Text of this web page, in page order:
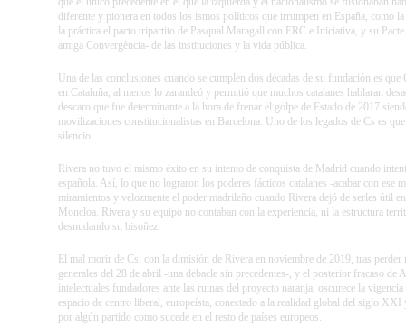
diferente y pionera en todos los ismos políticos que irrumpen en España, como
la práctica el pacto tripartito de Pasqual Maragall con ERC e Iniciativa, y su
amiga Convergència- de las instituciones y la vida pública.
Una de las conclusiones cuando se cumplen dos décadas de su fundación es
en Cataluña, al menos lo zarandeó y permitió que muchos catalanes hablaran
descaro que fue determinante a la hora de frenar el golpe de Estado de 2017
movilizaciones constitucionalistas en Barcelona. Uno de los legados de Cs es
silencio.
Rivera no tuvo el mismo éxito en su intento de conquista de Madrid cuando
española. Así, lo que no lograron los poderes fácticos catalanes -acabar con
miramientos y velozmente el poder madrileño cuando Rivera dejó de serles útil
Moncloa. Rivera y su equipo no contaban con la experiencia, ni la estructura
desnudando su bisoñez.
El mal morir de Cs, con la dimisión de Rivera en noviembre de 2019, tras perder
generales del 28 de abril -una debacle sin precedentes-, y el posterior fracaso de
intelectuales fundadores ante las ruinas del proyecto naranja, oscurece la
espacio de centro liberal, europeísta, conectado a la realidad global del siglo XXI
por algún partido como sucede en el resto de países europeos.